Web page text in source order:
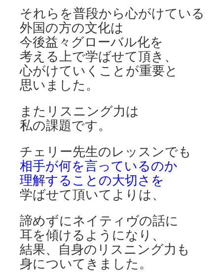
それらを普段から心がけている
外国の方の文化は
今後益々グローバル化を
考える上で学ばせて頂き、
心がけていくことが重要と
思いました。
またリスニング力は
私の課題です。
チェリー先生のレッスンでも
相手が何を言っているのか
理解することの大切さを
学ばせて頂いてよりは、
諦めずにネイティヴの話に
耳を傾けるようになり、
結果、自身のリスニング力も
身についてきました。